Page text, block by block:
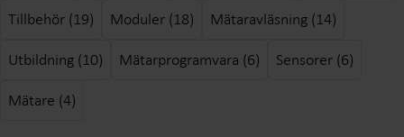
Tillbehör (19) Moduler (18) Mätaravläsning (14)
Utbildning (10) Mätarprogramvara (6) Sensorer (6)
Mätare (4)